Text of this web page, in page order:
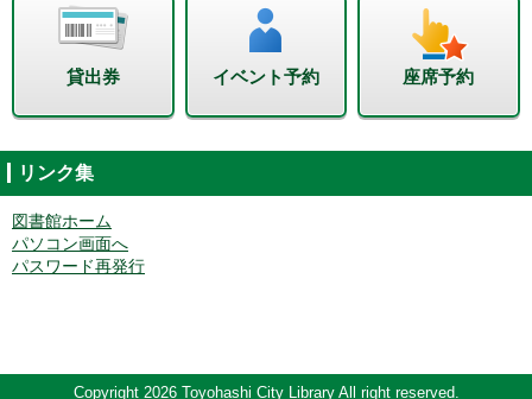
貸出券 イベント予約 座席予約
リンク集
図書館ホーム
パソコン画面へ
パスワード再発行
Copyright 2026 Toyohashi City Library All right reserved.